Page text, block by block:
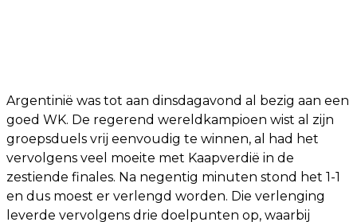
Argentinië was tot aan dinsdagavond al bezig aan een
goed WK. De regerend wereldkampioen wist al zijn
groepsduels vrij eenvoudig te winnen, al had het
vervolgens veel moeite met Kaapverdië in de
zestiende finales. Na negentig minuten stond het 1-1
en dus moest er verlengd worden. Die verlenging
leverde vervolgens drie doelpunten op, waarbij